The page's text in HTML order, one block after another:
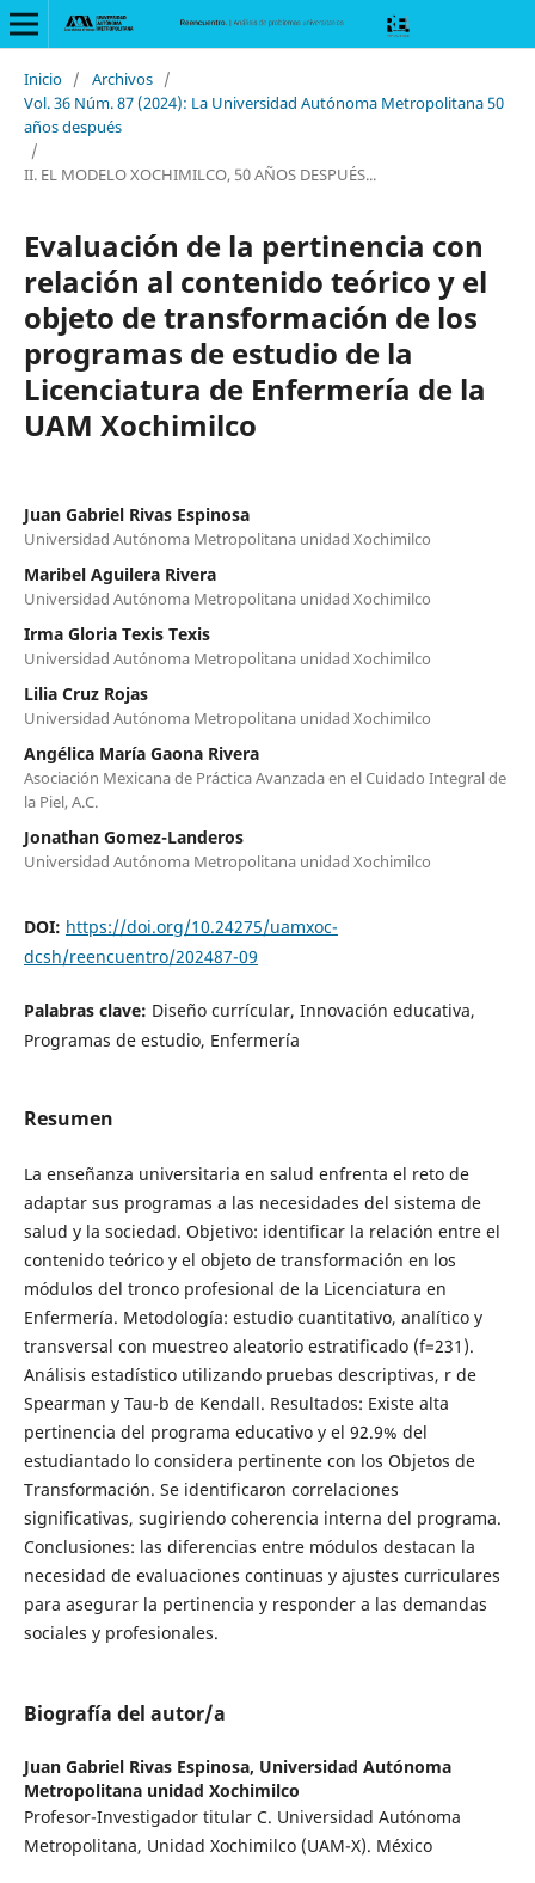
Inicio / Archivos /
Vol. 36 Núm. 87 (2024): La Universidad Autónoma Metropolitana 50
años después
/
II. EL MODELO XOCHIMILCO, 50 AÑOS DESPUÉS...
Evaluación de la pertinencia con
relación al contenido teórico y el
objeto de transformación de los
programas de estudio de la
Licenciatura de Enfermería de la
UAM Xochimilco
Juan Gabriel Rivas Espinosa
Universidad Autónoma Metropolitana unidad Xochimilco
Maribel Aguilera Rivera
Universidad Autónoma Metropolitana unidad Xochimilco
Irma Gloria Texis Texis
Universidad Autónoma Metropolitana unidad Xochimilco
Lilia Cruz Rojas
Universidad Autónoma Metropolitana unidad Xochimilco
Angélica María Gaona Rivera
Asociación Mexicana de Práctica Avanzada en el Cuidado Integral de
la Piel, A.C.
Jonathan Gomez-Landeros
Universidad Autónoma Metropolitana unidad Xochimilco
DOI: https://doi.org/10.24275/uamxoc-
dcsh/reencuentro/202487-09
Palabras clave: Diseño currícular, Innovación educativa,
Programas de estudio, Enfermería
Resumen
La enseñanza universitaria en salud enfrenta el reto de
adaptar sus programas a las necesidades del sistema de
salud y la sociedad. Objetivo: identificar la relación entre el
contenido teórico y el objeto de transformación en los
módulos del tronco profesional de la Licenciatura en
Enfermería. Metodología: estudio cuantitativo, analítico y
transversal con muestreo aleatorio estratificado (f=231).
Análisis estadístico utilizando pruebas descriptivas, r de
Spearman y Tau-b de Kendall. Resultados: Existe alta
pertinencia del programa educativo y el 92.9% del
estudiantado lo considera pertinente con los Objetos de
Transformación. Se identificaron correlaciones
significativas, sugiriendo coherencia interna del programa.
Conclusiones: las diferencias entre módulos destacan la
necesidad de evaluaciones continuas y ajustes curriculares
para asegurar la pertinencia y responder a las demandas
sociales y profesionales.
Biografía del autor/a
Juan Gabriel Rivas Espinosa, Universidad Autónoma
Metropolitana unidad Xochimilco
Profesor-Investigador titular C. Universidad Autónoma
Metropolitana, Unidad Xochimilco (UAM-X). México